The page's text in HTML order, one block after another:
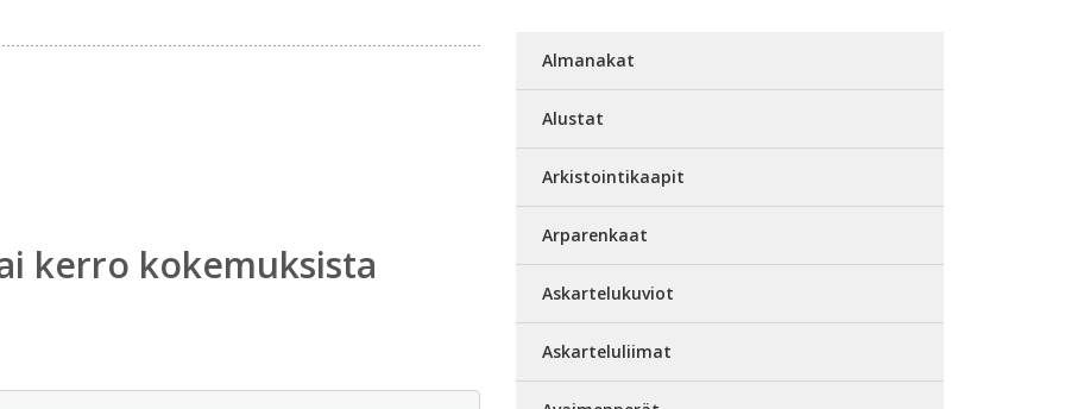
kerro kokemuksista
Almanakat
Alustat
Arkistointikaapit
Arparenkaat
Askartelukuviot
Askarteluliimat